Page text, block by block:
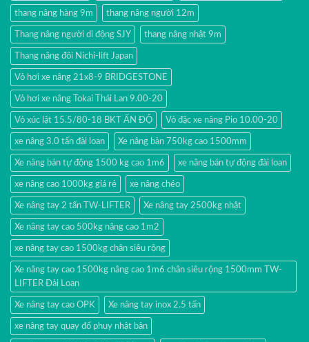
thang nâng hàng 9m thang nâng người 12m
Thang nâng người di động SJY thang nâng nhật 9m
Thang nâng đôi Nichi-lift Japan
Vỏ hơi xe nâng 21x8-9 BRIDGESTONE
Vỏ hơi xe nâng Tokai Thái Lan 9.00-20
Vỏ xúc lật 15.5/80-18 BKT ẤN ĐỘ Vỏ đặc xe nâng Pio 10.00-20
xe nâng 3.0 tấn đài loan Xe nâng bàn 750kg cao 1500mm
Xe nâng bán tự động 1500 kg cao 1m6 xe nâng bán tự động đài loan
xe nâng cao 1000kg giá rẻ xe nâng chéo
Xe nâng tay 2 tấn TW-LIFTER Xe nâng tay 2500kg nhật
Xe nâng tay cao 500kg nâng cao 1m2
xe nâng tay cao 1500kg chân siêu rộng
Xe nâng tay cao 1500kg nâng cao 1m6 chân siêu rộng 1500mm TW-
LIFTER Đài Loan
Xe nâng tay cao OPK Xe nâng tay inox 2.5 tấn
xe nâng tay quay đổ phuy nhật bản